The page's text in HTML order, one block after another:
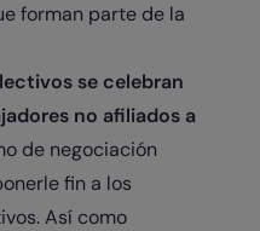
forman parte de la
se celebran
no afiliados a
de negociación
fin a los
Así como